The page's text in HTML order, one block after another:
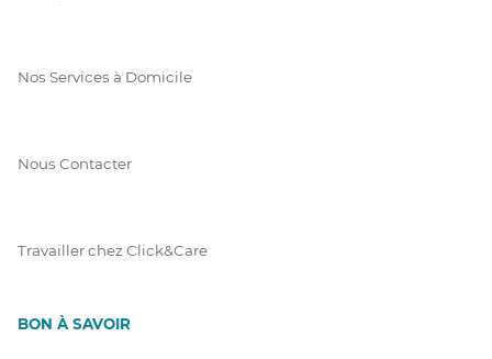
Nos Services à Domicile
Nous Contacter
Travailler chez Click&Care
BON À SAVOIR